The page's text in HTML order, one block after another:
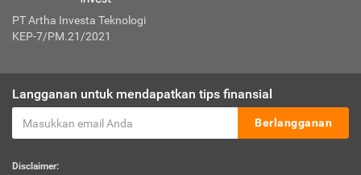
PT Artha Investa Teknologi
KEP-7/PM.21/2021
Langganan untuk mendapatkan tips finansial
Berlangganan
Disclaimer: